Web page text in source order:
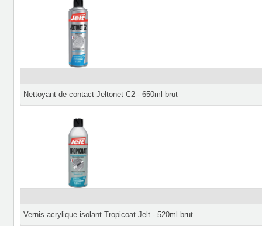
Nettoyant de contact Jeltonet C2 - 650ml brut
Vernis acrylique isolant Tropicoat Jelt - 520ml brut